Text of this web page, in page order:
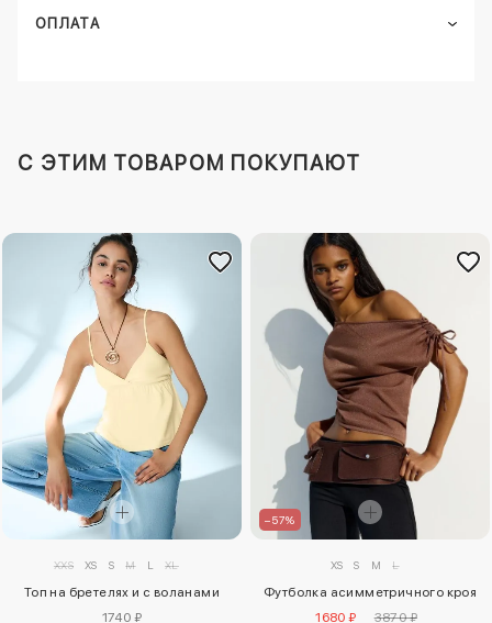
ОПЛАТА
C ЭТИМ ТОВАРОМ ПОКУПАЮТ
XXS XS S M L XL
Топ на бретелях и с воланами
1740 ₽
–57%
XS S M L
Футболка асимметричного кроя
1680 ₽
3870 ₽